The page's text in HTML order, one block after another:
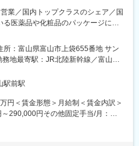
社員が多く在籍し、同世代の仲間と
業員数480名の安定した組織体制で
やりがいがあり、幅広い業界のモノ
感じられます。新工場Atriumでは、
実しています。
体制が整っており、経験を積みな
業／国内トップクラスのシェア／国
る医薬品や化粧品のパッケージに使
品などのパッケージに使用される包
製作、医薬品メーカーや化粧品メー
工を行っている会社です。大手の
アNo.1の包装資材の販売や受託加工
ニーズに応じて、包装に関する提
所：富山県富山市上袋655番地 サン
地最寄駅：JR北陸新幹線／富山駅
場所あり変更の範囲：会社の定める
）
駅前駅
円＜賃金形態＞月給制＜賃金内訳＞
290,000円その他固定手当/月：